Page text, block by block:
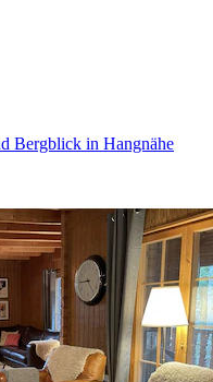
Bergblick in Hangnähe